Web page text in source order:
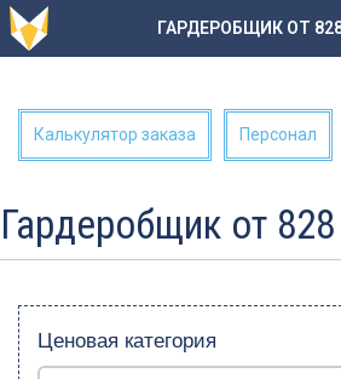
ГАРДЕРОБЩИК ОТ
Калькулятор заказа Персонал
Гардеробщик от 828
Ценовая категория